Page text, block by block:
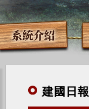
系統介紹
建國 日報